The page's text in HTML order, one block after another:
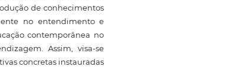
de conhecimentos
no entendimento e
contemporânea no
Assim, visa-se
concretas instauradas